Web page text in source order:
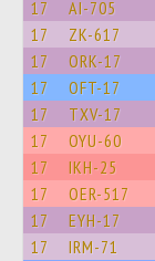
17 AI-705
17 ZK-617
17 ORK-17
17 OFT-17
17 TXV-17
17 OYU-60
17 IKH-25
17 OER-517
17 EYH-17
17 IRM-71